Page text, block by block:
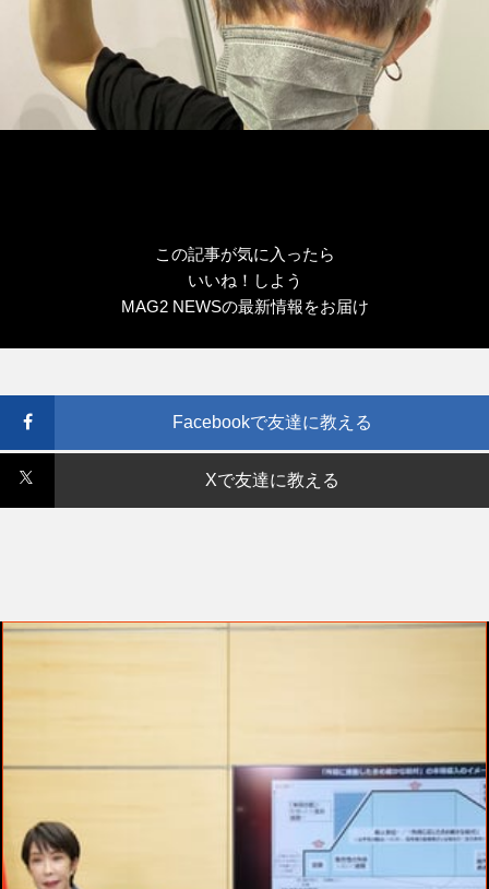
この記事が気に入ったら
いいね！しよう
MAG2 NEWSの最新情報をお届け
Facebookで友達に教える
Xで友達に教える